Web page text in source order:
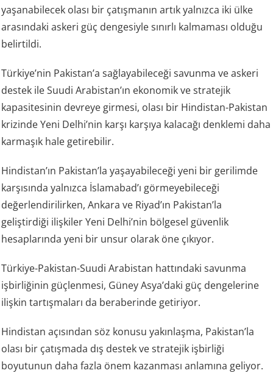
yaşanabilecek olası bir çatışmanın artık yalnızca iki ülke
arasındaki askeri güç dengesiyle sınırlı kalmaması olduğu
belirtildi.
Türkiye’nin Pakistan’a sağlayabileceği savunma ve askeri
destek ile Suudi Arabistan’ın ekonomik ve stratejik
kapasitesinin devreye girmesi, olası bir Hindistan-Pakistan
krizinde Yeni Delhi’nin karşı karşıya kalacağı denklemi daha
karmaşık hale getirebilir.
Hindistan’ın Pakistan’la yaşayabileceği yeni bir gerilimde
karşısında yalnızca İslamabad’ı görmeyebileceği
değerlendirilirken, Ankara ve Riyad’ın Pakistan’la
geliştirdiği ilişkiler Yeni Delhi’nin bölgesel güvenlik
hesaplarında yeni bir unsur olarak öne çıkıyor.
Türkiye-Pakistan-Suudi Arabistan hattındaki savunma
işbirliğinin güçlenmesi, Güney Asya’daki güç dengelerine
ilişkin tartışmaları da beraberinde getiriyor.
Hindistan açısından söz konusu yakınlaşma, Pakistan’la
olası bir çatışmada dış destek ve stratejik işbirliği
boyutunun daha fazla önem kazanması anlamına geliyor.